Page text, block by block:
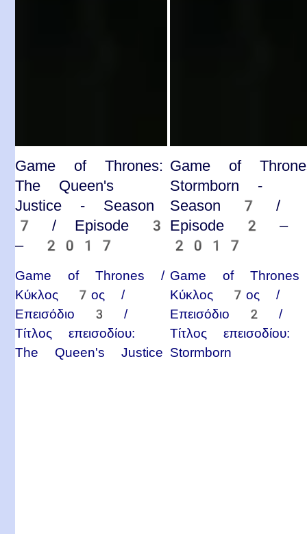
Game of Thrones:
The Queen's
Justice - Season
7 / Episode 3
– 2017
Game of Thrones /
Κύκλος 7ος /
Επεισόδιο 3 /
Τίτλος επεισοδίου:
The Queen's Justice
Game of
Stormborn -
Season 7 /
Episode 2 –
2017
Game of
Κύκλος 7ος /
Επεισόδιο 2 /
Τίτλος επεισοδίου:
Stormborn